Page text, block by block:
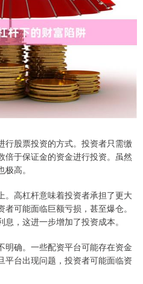
行股票投资的方式。投资者只需缴
倍于保证金的资金进行投资。虽然
高。
。高杠杆意味着投资者承担了更大
可能面临巨额亏损，甚至爆仓。
，这进一步增加了投资成本。
明确。一些配资平台可能存在资金
平台出现问题，投资者可能面临资